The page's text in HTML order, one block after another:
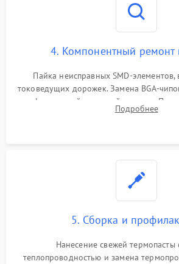
4. Компонентный ремонт
Пайка неисправных SMD-элементов,
токоведущих дорожек. Замена BGA-
инфракрасной паяльной станции.
BIOS или замена поврежденных
Подробнее
5. Сборка и
Нанесение свежей термопасты
теплопроводностью и замена